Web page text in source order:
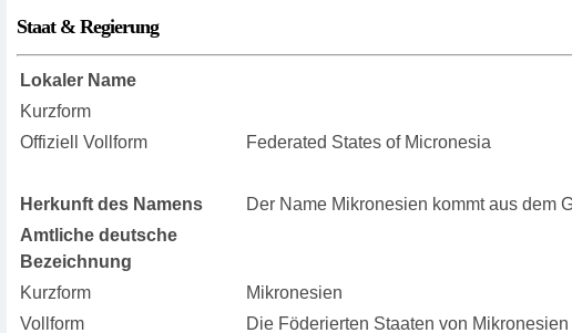
Staat & Regierung
Lokaler Name
Kurzform
Offiziell Vollform
Federated States of Micronesia
Herkunft des Namens
Der Name Mikronesien kommt aus dem
Amtliche deutsche
Bezeichnung
Kurzform
Mikronesien
Vollform
Die Föderierten Staaten von Mikronesien